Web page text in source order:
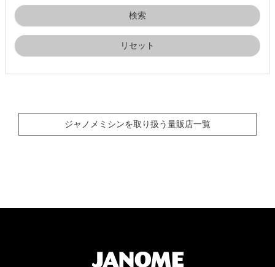
リセット
ジャノメミシンを取り扱う量販店一覧